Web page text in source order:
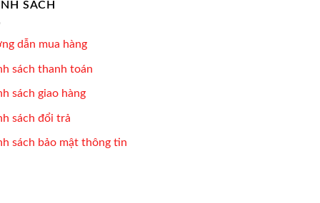
SÁCH
dẫn mua hàng
sách thanh toán
sách giao hàng
sách đổi trả
sách bảo mật thông tin